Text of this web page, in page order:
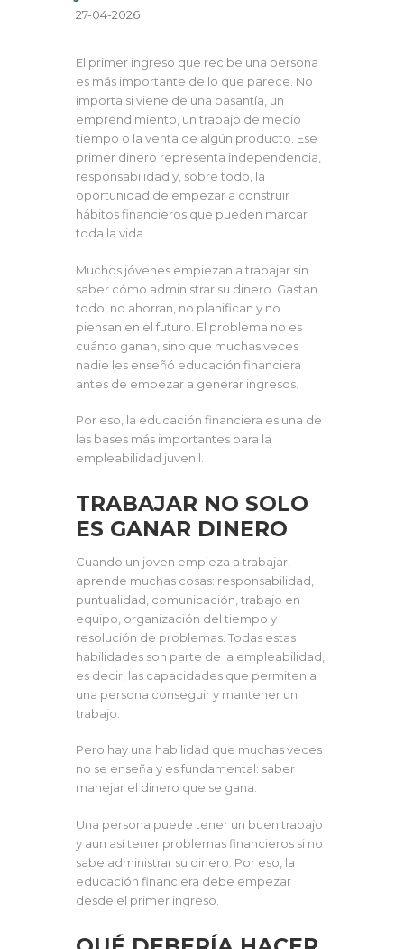
27-04-2026
El primer ingreso que recibe una persona
es más importante de lo que parece. No
importa si viene de una pasantía, un
emprendimiento, un trabajo de medio
tiempo o la venta de algún producto. Ese
primer dinero representa independencia,
responsabilidad y, sobre todo, la
oportunidad de empezar a construir
hábitos financieros que pueden marcar
toda la vida.
Muchos jóvenes empiezan a trabajar sin
saber cómo administrar su dinero. Gastan
todo, no ahorran, no planifican y no
piensan en el futuro. El problema no es
cuánto ganan, sino que muchas veces
nadie les enseñó educación financiera
antes de empezar a generar ingresos.
Por eso, la educación financiera es una de
las bases más importantes para la
empleabilidad juvenil.
TRABAJAR NO SOLO
ES GANAR DINERO
Cuando un joven empieza a trabajar,
aprende muchas cosas: responsabilidad,
puntualidad, comunicación, trabajo en
equipo, organización del tiempo y
resolución de problemas. Todas estas
habilidades son parte de la empleabilidad,
es decir, las capacidades que permiten a
una persona conseguir y mantener un
trabajo.
Pero hay una habilidad que muchas veces
no se enseña y es fundamental: saber
manejar el dinero que se gana.
Una persona puede tener un buen trabajo
y aun así tener problemas financieros si no
sabe administrar su dinero. Por eso, la
educación financiera debe empezar
desde el primer ingreso.